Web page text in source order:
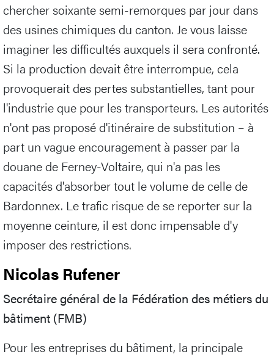
chercher soixante semi-remorques par jour dans
des usines chimiques du canton. Je vous laisse
imaginer les difficultés auxquels il sera confronté.
Si la production devait être interrompue, cela
provoquerait des pertes substantielles, tant pour
l'industrie que pour les transporteurs. Les autorités
n'ont pas proposé d'itinéraire de substitution – à
part un vague encouragement à passer par la
douane de Ferney-Voltaire, qui n'a pas les
capacités d'absorber tout le volume de celle de
Bardonnex. Le trafic risque de se reporter sur la
moyenne ceinture, il est donc impensable d'y
imposer des restrictions.
Nicolas Rufener
Secrétaire général de la Fédération des métiers du
bâtiment (FMB)
Pour les entreprises du bâtiment, la principale